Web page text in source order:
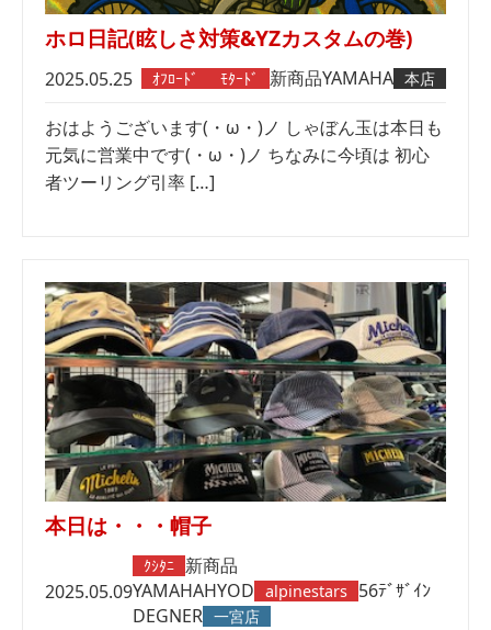
ホロ日記(眩しさ対策&YZカスタムの巻)
2025.05.25 ｵﾌﾛｰﾄﾞ ﾓﾀｰﾄﾞ 新商品YAMAHA 本店
おはようございます(・ω・)ノ しゃぼん玉は本日も
元気に営業中です(・ω・)ノ ちなみに今頃は 初心
者ツーリング引率 […]
本日は・・・帽子
2025.05.09
ｸｼﾀﾆ 新商品
YAMAHAHYOD alpinestars 56ﾃﾞｻﾞｲﾝ
DEGNER 一宮店